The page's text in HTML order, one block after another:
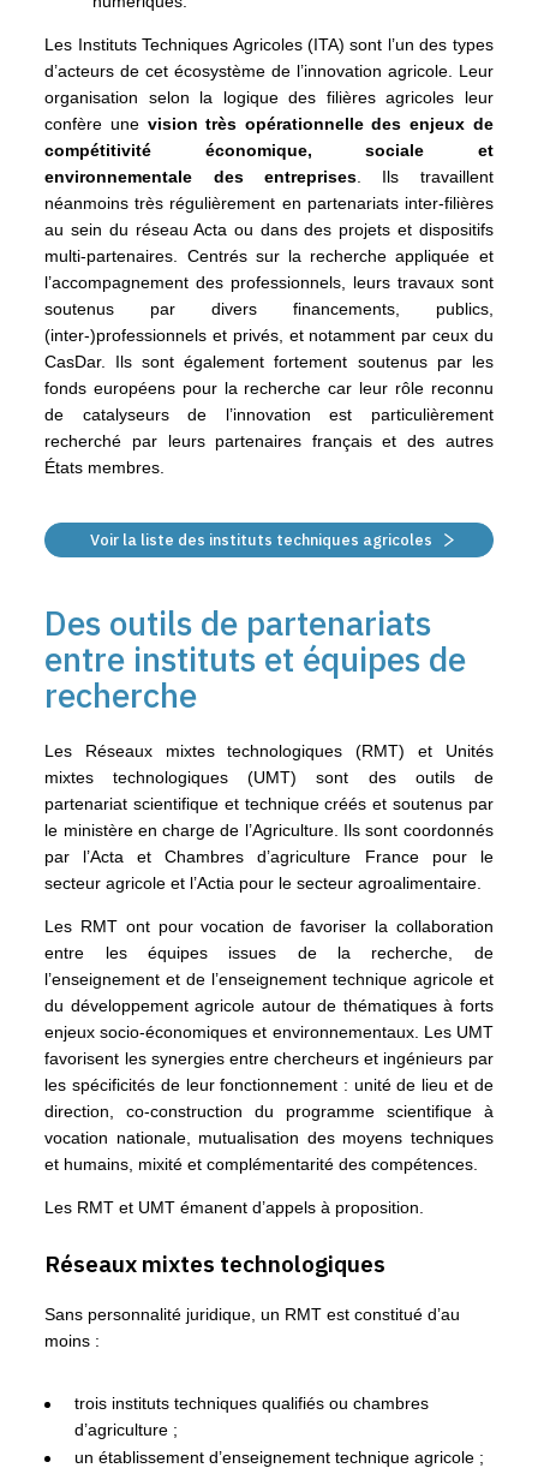
Les Instituts Techniques Agricoles (ITA) sont l’un des types
d’acteurs de cet écosystème de l’innovation agricole. Leur
organisation selon la logique des filières agricoles leur
confère une vision très opérationnelle des enjeux de
compétitivité économique, sociale et
environnementale des entreprises. Ils travaillent
néanmoins très régulièrement en partenariats inter-filières
au sein du réseau Acta ou dans des projets et dispositifs
multi-partenaires. Centrés sur la recherche appliquée et
l’accompagnement des professionnels, leurs travaux sont
soutenus par divers financements, publics,
(inter-)professionnels et privés, et notamment par ceux du
CasDar. Ils sont également fortement soutenus par les
fonds européens pour la recherche car leur rôle reconnu
de catalyseurs de l’innovation est particulièrement
recherché par leurs partenaires français et des autres
États membres.
Voir la liste des instituts techniques agricoles
Des outils de partenariats
entre instituts et équipes de
recherche
Les Réseaux mixtes technologiques (RMT) et Unités
mixtes technologiques (UMT) sont des outils de
partenariat scientifique et technique créés et soutenus par
le ministère en charge de l’Agriculture. Ils sont coordonnés
par l’Acta et Chambres d’agriculture France pour le
secteur agricole et l’Actia pour le secteur agroalimentaire.
Les RMT ont pour vocation de favoriser la collaboration
entre les équipes issues de la recherche, de
l’enseignement et de l’enseignement technique agricole et
du développement agricole autour de thématiques à forts
enjeux socio-économiques et environnementaux. Les UMT
favorisent les synergies entre chercheurs et ingénieurs par
les spécificités de leur fonctionnement : unité de lieu et de
direction, co-construction du programme scientifique à
vocation nationale, mutualisation des moyens techniques
et humains, mixité et complémentarité des compétences.
Les RMT et UMT émanent d’appels à proposition.
Réseaux mixtes technologiques
Sans personnalité juridique, un RMT est constitué d’au
moins :
trois instituts techniques qualifiés ou chambres
d’agriculture ;
un établissement d’enseignement technique agricole ;